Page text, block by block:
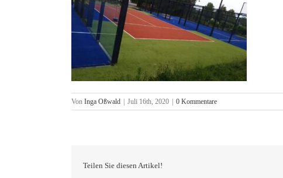
Von Inga Oßwald | Juli 16th, 2020 | 0 Kommentare
Teilen Sie diesen Artikel!